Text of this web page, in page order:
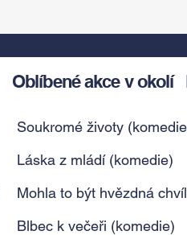
Oblíbené akce v okolí
Soukromé životy
Láska z mládí (komedie)
Mohla to být hvězdná
Blbec k večeři (komedie)